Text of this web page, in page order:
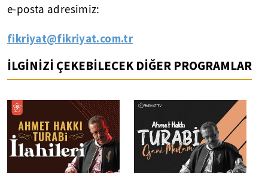
e-posta adresimiz:
fikriyat@fikriyat.com.tr
İLGİNİZİ ÇEKEBİLECEK DİĞER PROGRAMLAR